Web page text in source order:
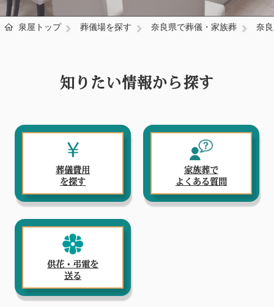
泉屋トップ 葬儀場を探す 奈良県で葬儀・家族葬 奈
知りたい情報から探す
葬儀費用
を探す
家族葬で
よくある質問
供花・弔電を
送る